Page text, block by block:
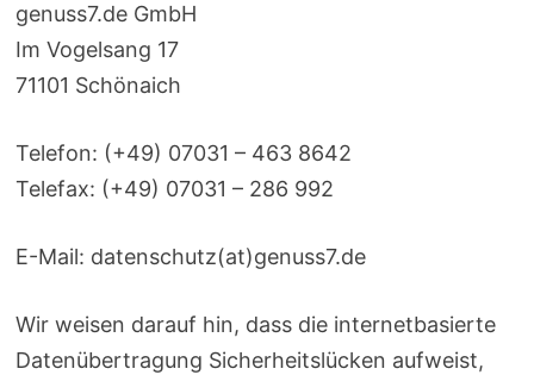
genuss7.de GmbH
Im Vogelsang 17
71101 Schönaich
Telefon: (+49) 07031 – 463 8642
Telefax: (+49) 07031 – 286 992
E-Mail: datenschutz(at)genuss7.de
Wir weisen darauf hin, dass die internetbasierte
Datenübertragung Sicherheitslücken aufweist,